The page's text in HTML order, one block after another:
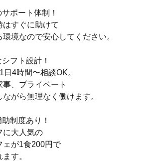
ポート体制！
はすぐに助けて
環境なので安心してください。
フト設計！
日4時間〜相談OK。
事、プライベート
ながら無理なく働けます。
制度あり！
に大人気の
ェが1食200円で
す。